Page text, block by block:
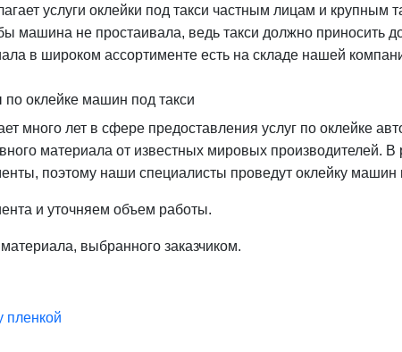
услуги оклейки под такси частным лицам и
машина не простаивала, ведь такси должно
в широком ассортименте есть на складе нашей
оклейке машин под такси
много лет в сфере предоставления услуг по оклейке
материала от известных мировых производителей.
поэтому наши специалисты проведут оклейку машин
и уточняем объем работы.
выбранного заказчиком.